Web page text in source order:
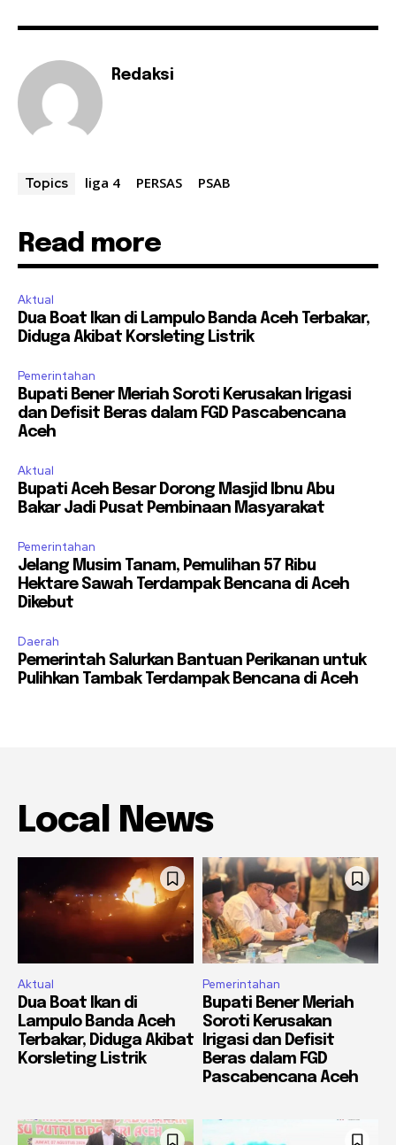
Redaksi
Topics liga 4 PERSAS PSAB
Read more
Aktual
Dua Boat Ikan di Lampulo Banda Aceh Terbakar,
Diduga Akibat Korsleting Listrik
Pemerintahan
Bupati Bener Meriah Soroti Kerusakan Irigasi
dan Defisit Beras dalam FGD Pascabencana
Aceh
Aktual
Bupati Aceh Besar Dorong Masjid Ibnu Abu
Bakar Jadi Pusat Pembinaan Masyarakat
Pemerintahan
Jelang Musim Tanam, Pemulihan 57 Ribu
Hektare Sawah Terdampak Bencana di Aceh
Dikebut
Daerah
Pemerintah Salurkan Bantuan Perikanan untuk
Pulihkan Tambak Terdampak Bencana di Aceh
Local News
Aktual
Dua Boat Ikan di
Lampulo Banda Aceh
Terbakar, Diduga Akibat
Korsleting Listrik
Pemerintahan
Bupati Bener Meriah
Soroti Kerusakan
Irigasi dan Defisit
Beras dalam FGD
Pascabencana Aceh